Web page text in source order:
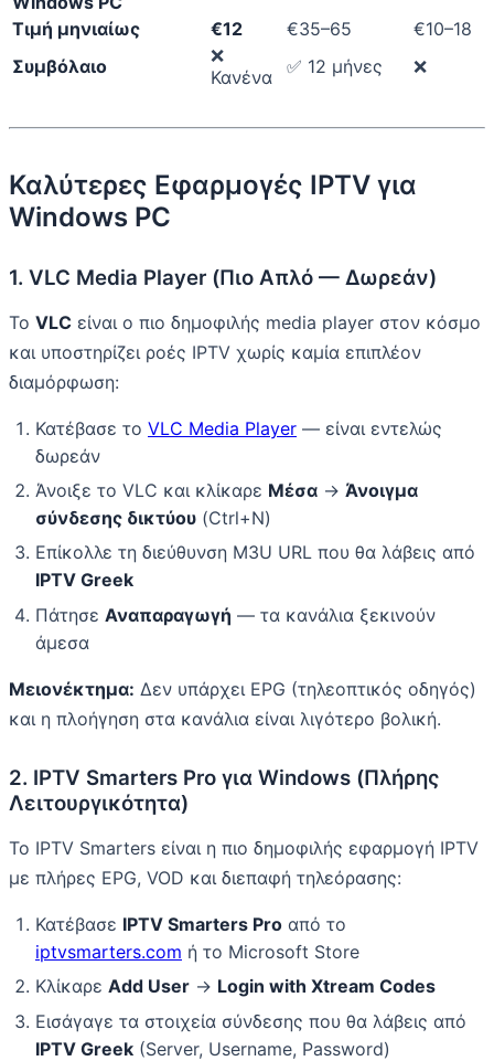
Τιμή μηνιαίως
€12 €35–65
€10–18
Συμβόλαιο
❌
Κανένα
✅ 12 μήνες ❌
Καλύτερες Εφαρμογές IPTV για
Windows PC
1. VLC Media Player (Πιο Απλό — Δωρεάν)
Το VLC είναι ο πιο δημοφιλής media player στον κόσμο
και υποστηρίζει ροές IPTV χωρίς καμία επιπλέον
διαμόρφωση:
Κατέβασε το VLC Media Player — είναι εντελώς
δωρεάν
Άνοιξε το VLC και κλίκαρε Μέσα → Άνοιγμα
σύνδεσης δικτύου (Ctrl+N)
Επίκολλε τη διεύθυνση M3U URL που θα λάβεις από
IPTV Greek
Πάτησε Αναπαραγωγή — τα κανάλια ξεκινούν
άμεσα
Μειονέκτημα: Δεν υπάρχει EPG (τηλεοπτικός οδηγός)
και η πλοήγηση στα κανάλια είναι λιγότερο βολική.
2. IPTV Smarters Pro για Windows (Πλήρης
Λειτουργικότητα)
Το IPTV Smarters είναι η πιο δημοφιλής εφαρμογή IPTV
με πλήρες EPG, VOD και διεπαφή τηλεόρασης:
Κατέβασε IPTV Smarters Pro από το
iptvsmarters.com ή το Microsoft Store
Κλίκαρε Add User → Login with Xtream Codes
Εισάγαγε τα στοιχεία σύνδεσης που θα λάβεις από
IPTV Greek (Server, Username, Password)